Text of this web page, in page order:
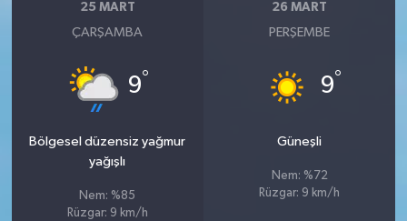
25 MART
ÇARŞAMBA
9°
Bölgesel düzensiz yağmur
yağışlı
Nem: %85
Rüzgar: 9 km/h
26 MART
PERŞEMBE
9°
Güneşli
Nem: %72
Rüzgar: 9 km/h